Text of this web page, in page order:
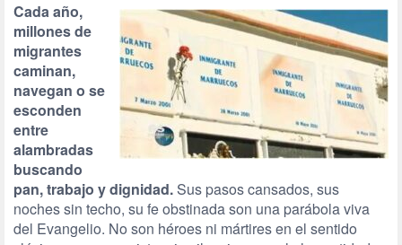
Cada año,
millones de
migrantes
caminan,
navegan o se
esconden
entre
alambradas
buscando
pan, trabajo y dignidad. Sus pasos cansados, sus
noches sin techo, su fe obstinada son una parábola viva
del Evangelio. No son héroes ni mártires en el sentido